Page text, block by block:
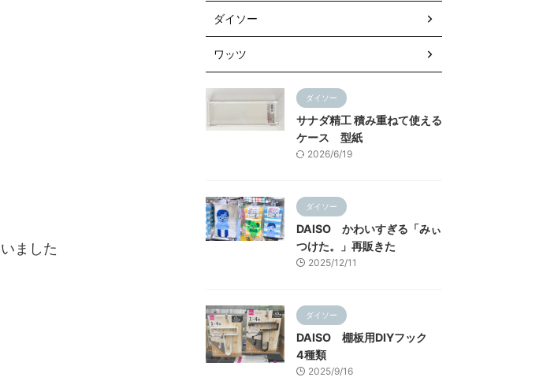
ました
ダイソー
ワッツ
ダイソー
サナダ精工 積み重ねて使える
ケース 型紙
2026/6/19
ダイソー
DAISO かわいすぎる「みぃ
つけた。」再販きた
2025/12/11
ダイソー
DAISO 棚板用DIYフック
4種類
2025/9/16